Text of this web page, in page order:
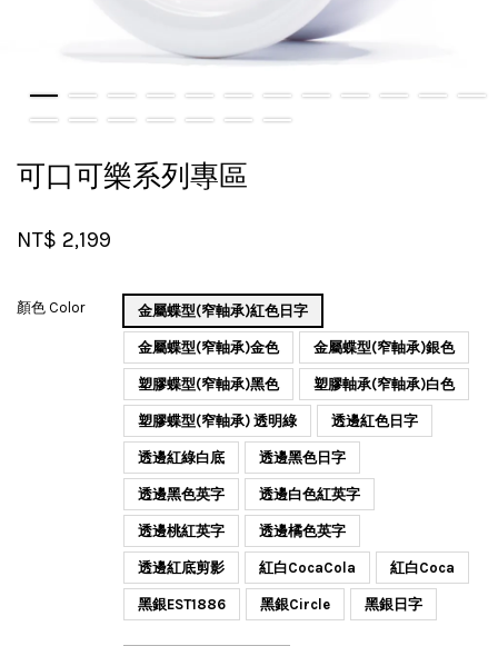
可口可樂系列專區
NT$ 2,199
顏色 Color 金屬蝶型(窄軸承)紅色日字
金屬蝶型(窄軸承)金色 金屬蝶型(窄軸承)銀色
塑膠蝶型(窄軸承)黑色 塑膠軸承(窄軸承)白色
塑膠蝶型(窄軸承) 透明綠 透邊紅色日字
透邊紅綠白底 透邊黑色日字
透邊黑色英字 透邊白色紅英字
透邊桃紅英字 透邊橘色英字
透邊紅底剪影 紅白CocaCola 紅白Coca
黑銀EST1886 黑銀Circle 黑銀日字